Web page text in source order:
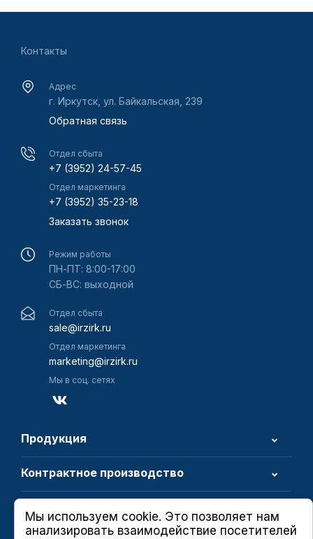
Контакты
Адрес
г. Иркутск, ул. Байкальская, 239
Обратная связь
Отдел сбыта
+7 (3952) 24-57-45
Отдел маркетинга
+7 (3952) 35-23-18
Заказать звонок
Режим работы
ПН-ПТ: 8:00-17:00
СБ-ВС: выходной
Отдел сбыта
sale@irzirk.ru
Отдел маркетинга
marketing@irzirk.ru
Мы в соц. сетях
Продукция
Контрактное производство
Мы используем cookie. Это позволяет нам
анализировать взаимодействие посетителей